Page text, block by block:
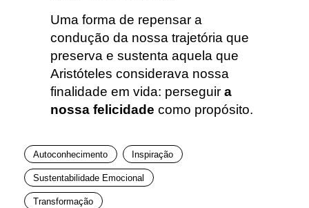
Uma forma de repensar a
condução da nossa trajetória que
preserva e sustenta aquela que
Aristóteles considerava nossa
finalidade em vida: perseguir a
nossa felicidade como propósito.
Autoconhecimento Inspiração
Sustentabilidade Emocional
Transformação